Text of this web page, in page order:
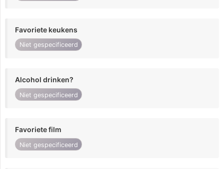
Favoriete keukens
Niet gespecificeerd
Alcohol drinken?
Niet gespecificeerd
Favoriete film
Niet gespecificeerd